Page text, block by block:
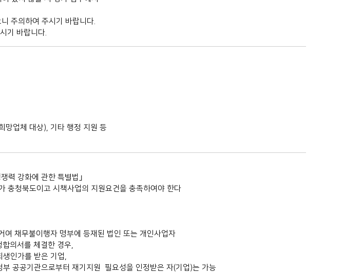
주의하여 주시기 바랍니다.
기 바랍니다.
망업체 대상), 기타 행정 지원 등
력 강화에 관한 특별법｣
청북도이고 시책사업의 지원요건을 충족하여야 한다
채무불이행자 명부에 등재된 법인 또는 개인사업자
의서를 체결한 경우,
인가를 받은 기업,
공기관으로부터 재기지원 필요성을 인정받은 자(기업)는 가능